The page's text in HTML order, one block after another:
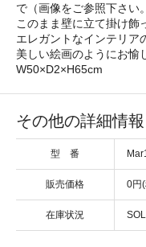
で（画像をご参照下さい
このまま壁に立て掛け飾
エレガントなインテリア
美しい絵画のようにお愉
W50×D2×H65cm
その他の詳細情報
型 番
販売価格 0円
在庫状況